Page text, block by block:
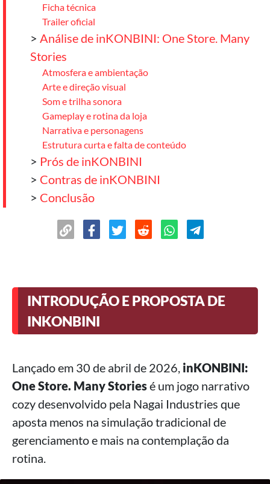
Ficha técnica
Trailer oficial
> Análise de inKONBINI: One Store. Many
Stories
Atmosfera e ambientação
Arte e direção visual
Som e trilha sonora
Gameplay e rotina da loja
Narrativa e personagens
Estrutura curta e falta de conteúdo
> Prós de inKONBINI
> Contras de inKONBINI
> Conclusão
INTRODUÇÃO E PROPOSTA DE
INKONBINI
Lançado em 30 de abril de 2026, inKONBINI:
One Store. Many Storiesé um jogo narrativo
cozy desenvolvido pela Nagai Industries que
aposta menos na simulação tradicional de
gerenciamento e mais na contemplação da
rotina.